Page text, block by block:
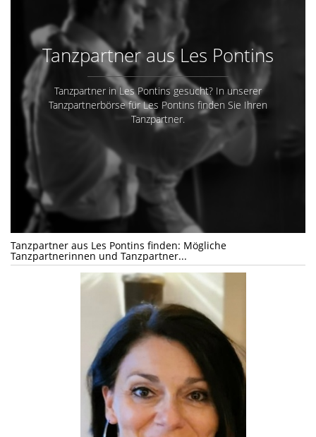
Tanzpartner aus Les Pontins
Tanzpartner in Les Pontins gesucht? In unserer
Tanzpartnerbörse für Les Pontins finden Sie Ihren
Tanzpartner.
Tanzpartner aus Les Pontins finden: Mögliche
Tanzpartnerinnen und Tanzpartner...